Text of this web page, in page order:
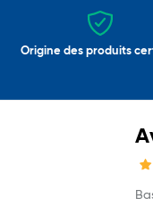
Origine des produits